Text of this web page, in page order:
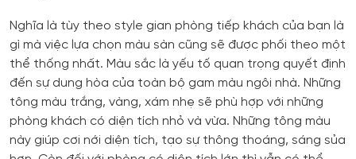
Nghĩa là tùy theo style gian phòng tiếp khách của bạn là
gì mà việc lựa chọn màu sàn cũng sẽ được phối theo một
thể thống nhất. Màu sắc là yếu tố quan trọng quyết định
đến sự dung hòa của toàn bộ gam màu ngôi nhà. Những
tông màu trắng, vàng, xám nhẹ sẽ phù hợp với những
phòng khách có diện tích nhỏ và vừa. Những tông màu
này giúp cơi nới diện tích, tạo sự thông thoáng, sáng sủa